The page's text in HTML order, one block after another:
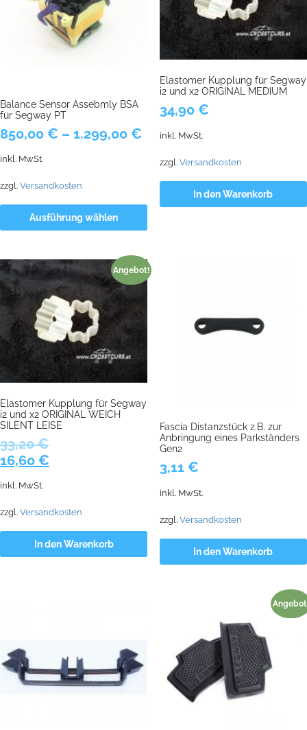
Balance Sensor Assebmly BSA
für Segway PT
850,00 € – 1.299,00 €
inkl. MwSt.
zzgl. Versandkosten
Ausführung wählen
Elastomer Kupplung für Segway
i2 und x2 ORIGINAL MEDIUM
34,90 €
inkl. MwSt.
zzgl. Versandkosten
In den Warenkorb
Angebot!
Elastomer Kupplung für Segway
i2 und x2 ORIGINAL WEICH
SILENT LEISE
33,20€
Ursprünglicher
war:
33,20 €
16,60 €
16,60 €.
inkl. MwSt.
zzgl. Versandkosten
In den Warenkorb
Fascia Distanzstück z.B. zur
Anbringung eines Parkständers
Gen2
3,11 €
inkl. MwSt.
zzgl. Versandkosten
In den Warenkorb